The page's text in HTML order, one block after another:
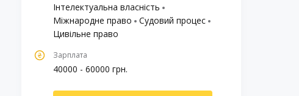
Інтелектуальна власність
Міжнародне право
Судовий процес
Цивільне право
Зарплата
40000 - 60000 грн.